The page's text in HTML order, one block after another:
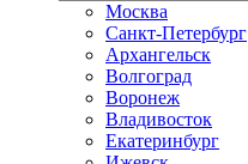
Москва
Санкт-Петербург
Архангельск
Волгоград
Воронеж
Владивосток
Екатеринбург